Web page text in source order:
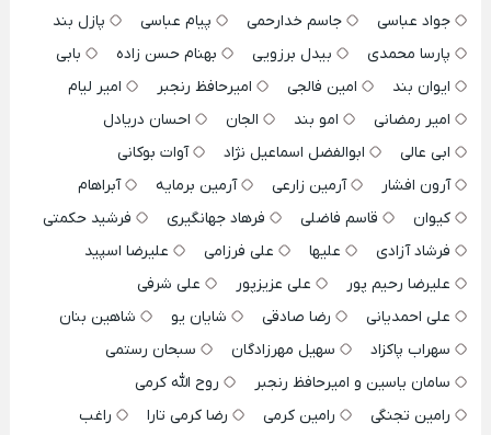
جواد عباسی جاسم خدارحمی پیام عباسی
پازل بند
پارسا محمدی
بیدل برزویی بهنام حسن زاده
بابی
ایوان بند
امین فالجی امیرحافظ رنجبر
امیر لیام
امیر رمضانی
امو بند الجان
احسان دریادل
ابی عالی
ابوالفضل اسماعیل نژاد
آوات بوکانی
آرون افشار
آرمین زارعی آرمین برمایه
آبراهام
کیوان
قاسم فاضلی فرهاد جهانگیری
فرشید حکمتی
فرشاد آزادی
علیها علی فرزامی
علیرضا اسپید
علیرضا رحیم پور
علی عزیزپور
علی شرفی
علی احمدیانی
رضا صادقی شایان یو
شاهین بنان
سهراب پاکزاد
سهیل مهرزادگان
سبحان رستمی
سامان یاسین و امیرحافظ رنجبر
روح الله کرمی
رامین تجنگی
رامین کرمی رضا کرمی تارا
راغب